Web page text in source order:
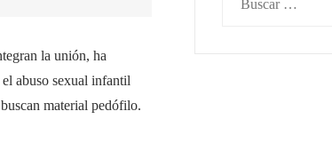
la unión, ha
abuso sexual infantil
material pedófilo.